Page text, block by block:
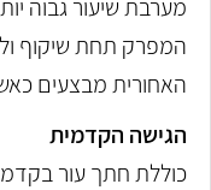
מערבת שיעור גבוה
המפרק תחת שיקוף
האחורית מבצעים
הגישה הקדמית
כוללת חתך עור